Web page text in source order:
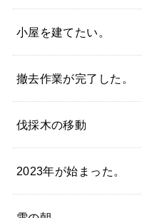
小屋を建てたい。
撤去作業が完了した。
伐採木の移動
2023年が始まった。